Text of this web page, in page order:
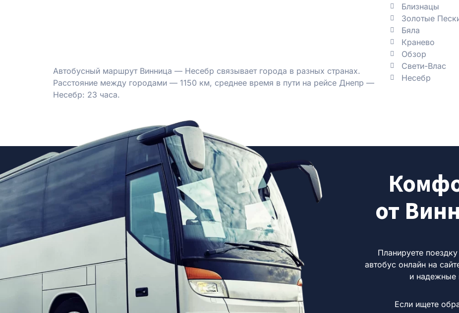
Автобусный маршрут Винница — Несебр связывает города в разных странах.
Расстояние между городами — 1150 км, среднее время в пути на рейсе Днепр —
Несебр: 23 часа.
Близнацы
Золотые
Бяла
Кранево
Обзор
Свети-Влас
Несебр
от
Планируете
автобус онлайн на
и надежные
Если ищете